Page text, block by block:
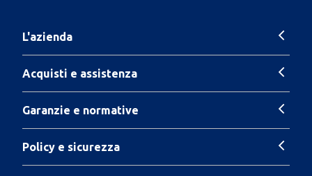
L'azienda
Acquisti e assistenza
Garanzie e normative
Policy e sicurezza